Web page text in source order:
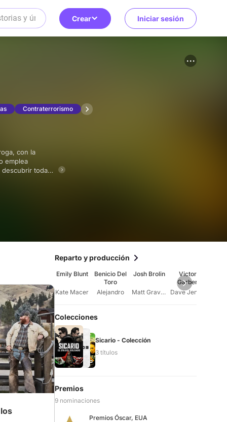
Crear Iniciar sesión
Contraterrorismo
emplea
toda la
Reparto y producción
Emily Blunt
Kate Macer
Benicio Del
Toro
Alejandro
Josh Brolin
Matt Graver
Victor
Garber
Colecciones
Sicario - Colección
3 títulos
Premios
9 nominaciones
Premios Óscar, EUA